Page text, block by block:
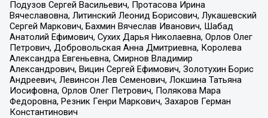
Подузов Сергей Васильевич, Протасова Ирина
Вячеславовна, Литинский Леонид Борисович, Лукашевский
Сергей Маркович, Бахмин Вячеслав Иванович, Шабад
Анатолий Ефимович, Сухих Дарья Николаевна, Орлов Олег
Петрович, Добровольская Анна Дмитриевна, Королева
Александра Евгеньевна, Смирнов Владимир
Александрович, Вицин Сергей Ефимович, Золотухин Борис
Андреевич, Левинсон Лев Семенович, Локшина Татьяна
Иосифовна, Орлов Олег Петрович, Полякова Мара
Федоровна, Резник Генри Маркович, Захаров Герман
Константинович